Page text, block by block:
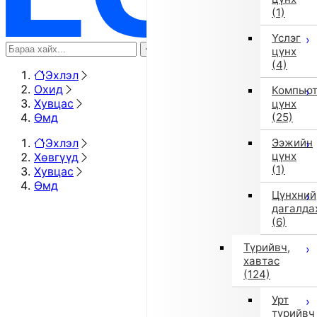
(1)
Үслэг
цүнх
(4)
цүнх
(25)
Ээжийн
цүнх
(1)
Цүнхний
(6)
Түрийвч,
хавтас
(124)
Урт
түрийвч
Эхлэл
Охид
Хувцас
Өмд
Эхлэл
Хөвгүүд
Хувцас
Өмд